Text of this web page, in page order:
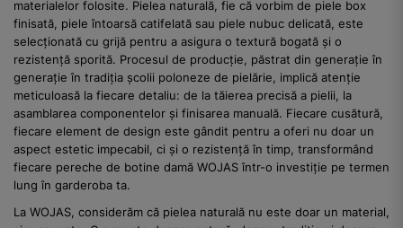
materialelor folosite. Pielea naturală, fie că vorbim de piele box
finisată, piele întoarsă catifelată sau piele nubuc delicată, este
selecționată cu grijă pentru a asigura o textură bogată și o
rezistență sporită. Procesul de producție, păstrat din generație în
generație în tradiția școlii poloneze de pielărie, implică atenție
meticuloasă la fiecare detaliu: de la tăierea precisă a pielii, la
asamblarea componentelor și finisarea manuală. Fiecare cusătură,
fiecare element de design este gândit pentru a oferi nu doar un
aspect estetic impecabil, ci și o rezistență în timp, transformând
fiecare pereche de botine damă WOJAS într-o investiție pe termen
lung în garderoba ta.
La WOJAS, considerăm că pielea naturală nu este doar un material,